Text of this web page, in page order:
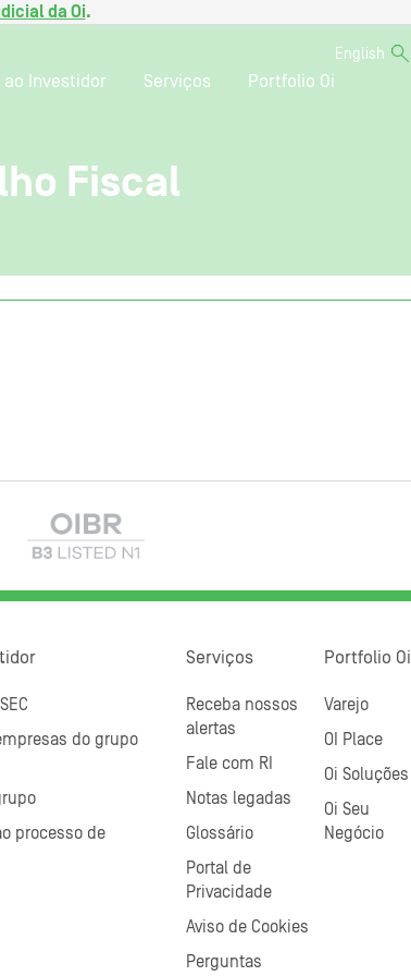
da Oi.
English
ao Investidor Serviços Portfolio Oi
Fiscal
do grupo
processo de
Serviços
Receba nossos
alertas
Fale com RI
Notas legadas
Glossário
Portal de
Privacidade
Aviso de Cookies
Perguntas
Portfolio Oi
Varejo
OI Place
Oi Soluções
Oi Seu
Negócio